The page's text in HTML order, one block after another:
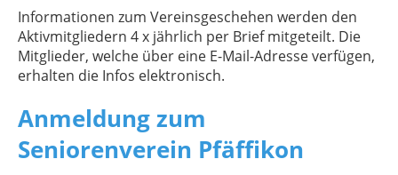
Informationen zum Vereinsgeschehen werden den
Aktivmitgliedern 4 x jährlich per Brief mitgeteilt. Die
Mitglieder, welche über eine E-Mail-Adresse verfügen,
erhalten die Infos elektronisch.
Anmeldung zum
Seniorenverein Pfäffikon